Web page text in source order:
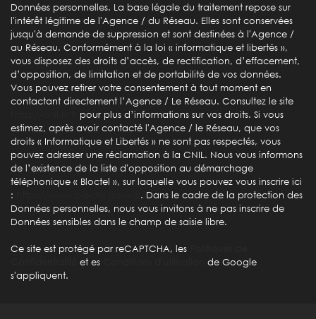
Taxe habitation
21,96 %
Taxe foncière
36,50 %
Habitants de moins de 25 ans
29,38 %
Habitants de 25 à 55 ans
40,74 %
Habitants de plus de 55 ans
29,89 %
Nombre d'enfants par famille
0,87
Familles sans enfant
49,52 %
Familles avec 1 ou 2 enfants
Maisons
92,89 %
Appartements
7,11 %
Données personnelles. La base légale du traitement repose sur
l'intérêt légitime de l'Agence / du Réseau. Elles sont conservées
jusqu'à demande de suppression et sont destinées à l'Agence /
au Réseau. Conformément à la loi « informatique et libertés »,
vous disposez des droits d’accès, de rectification, d’effacement,
d’opposition, de limitation et de portabilité de vos données.
Vous pouvez retirer votre consentement à tout moment en
contactant directement l’Agence / Le Réseau. Consultez le site
pour plus d’informations sur vos droits. Si vous
estimez, après avoir contacté l'Agence / le Réseau, que vos
droits « Informatique et Libertés » ne sont pas respectés, vous
pouvez adresser une réclamation à la CNIL. Nous vous informons
de l’existence de la liste d'opposition au démarchage
téléphonique « Bloctel », sur laquelle vous pouvez vous inscrire ici
:
. Dans le cadre de la protection des
Données personnelles, nous vous invitons à ne pas inscrire de
Données sensibles dans le champ de saisie libre.
Ce site est protégé par reCAPTCHA, les
et es
de Google
s'appliquent.